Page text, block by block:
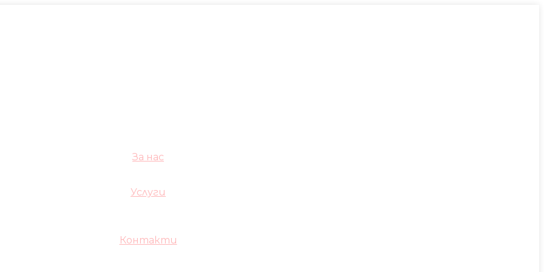
За нас
Услуги
Контакти